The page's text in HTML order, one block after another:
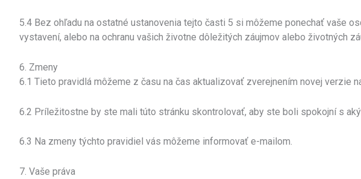
5.4 Bez ohľadu na ostatné ustanovenia tejto časti 5 si môžeme ponechať vaše
vystavení, alebo na ochranu vašich životne dôležitých záujmov alebo životných
6. Zmeny
6.1 Tieto pravidlá môžeme z času na čas aktualizovať zverejnením novej verzie
6.2 Príležitostne by ste mali túto stránku skontrolovať, aby ste boli spokojní s
6.3 Na zmeny týchto pravidiel vás môžeme informovať e-mailom.
7. Vaše práva